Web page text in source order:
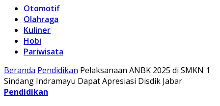
Otomotif
Olahraga
Kuliner
Hobi
Pariwisata
Beranda Pendidikan Pelaksanaan ANBK 2025 di SMKN 1
Sindang Indramayu Dapat Apresiasi Disdik Jabar
Pendidikan